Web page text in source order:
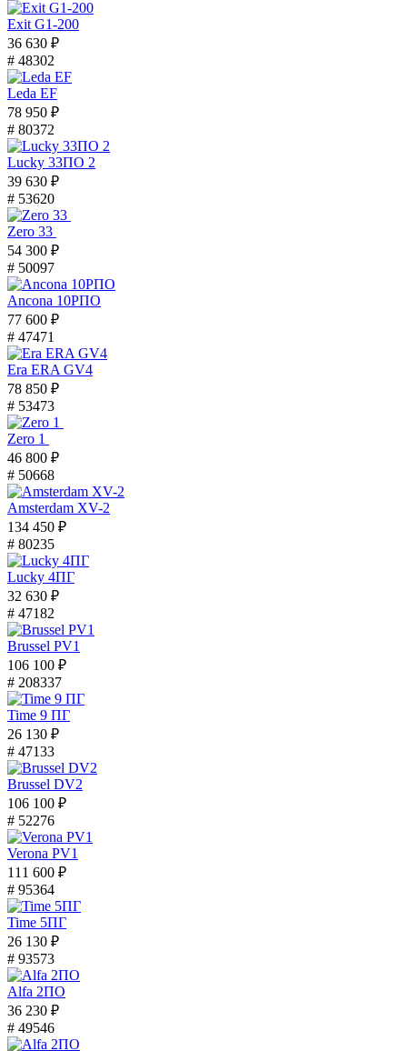
Exit G1-200
36 630 ₽
# 48302
Leda EF
78 950 ₽
# 80372
Lucky 33ПО 2
39 630 ₽
# 53620
Zero 33
54 300 ₽
# 50097
Ancona 10РПО
77 600 ₽
# 47471
Era ERA GV4
78 850 ₽
# 53473
Zero 1
46 800 ₽
# 50668
Amsterdam XV-2
134 450 ₽
# 80235
Lucky 4ПГ
32 630 ₽
# 47182
Brussel PV1
106 100 ₽
# 208337
Time 9 ПГ
26 130 ₽
# 47133
Brussel DV2
106 100 ₽
# 52276
Verona PV1
111 600 ₽
# 95364
Time 5ПГ
26 130 ₽
# 93573
Alfa 2ПО
36 230 ₽
# 49546